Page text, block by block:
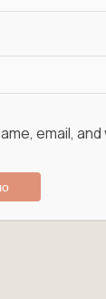
email,